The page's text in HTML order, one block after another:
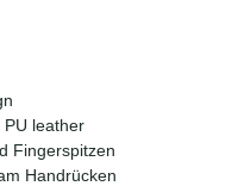
leather
Fingerspitzen
Handrücken